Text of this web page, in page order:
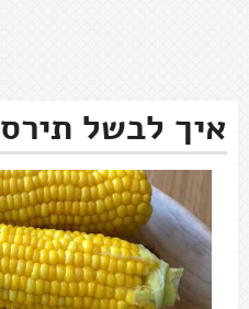
איך לבשל תירס